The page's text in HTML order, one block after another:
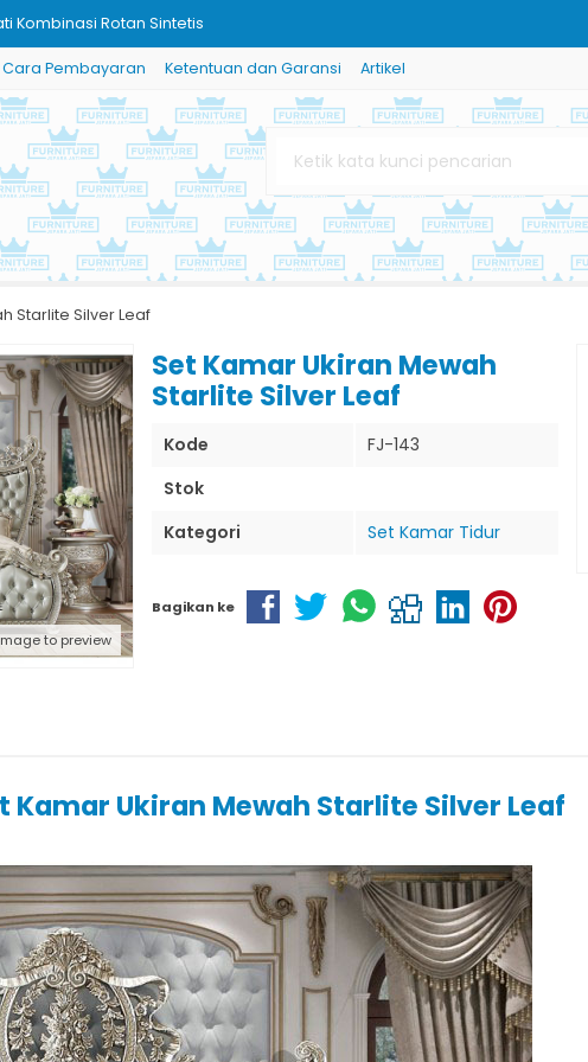
Kombinasi Rotan Sintetis
Modern Jati
Kanopi Klasik Jepara
khas jepara white duco
Ukiran Relief Design
Cat Duco
New Model Terbaru Tahun Ini
Nuansa Klasik Ukir Jepara
Kombinasi Rotan Sintetis
Cara Pembayaran Ketentuan dan Garansi Artikel
Starlite Silver Leaf
to preview
Set Kamar Ukiran Mewah
Starlite Silver Leaf
Kode
FJ-143
Stok
Kategori
Set Kamar Tidur
Bagikan ke
Kamar Ukiran Mewah Starlite Silver Leaf